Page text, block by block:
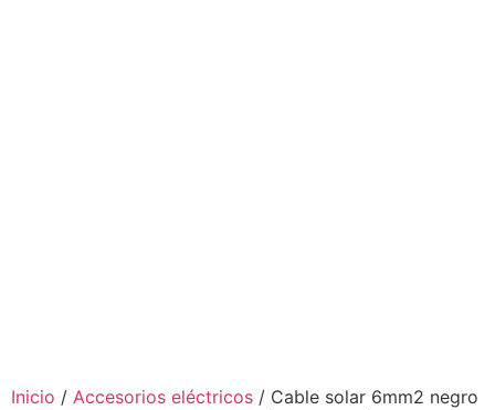
Inicio / Accesorios eléctricos / Cable solar 6mm2 negro